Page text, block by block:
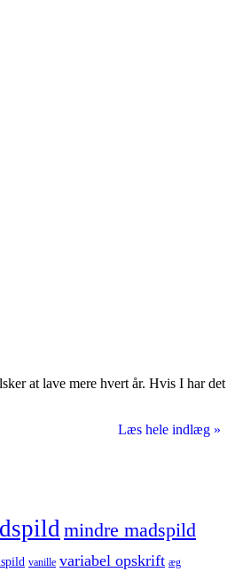
at lave mere hvert år. Hvis I har det
Læs hele indlæg »
mindre madspild
vanille variabel opskrift æg